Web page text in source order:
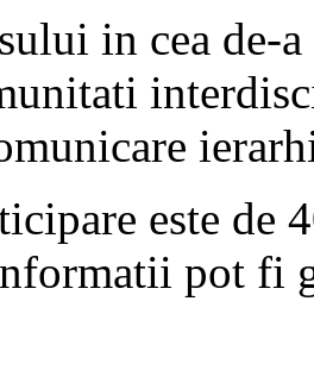
in cea de-
este de
pot fi